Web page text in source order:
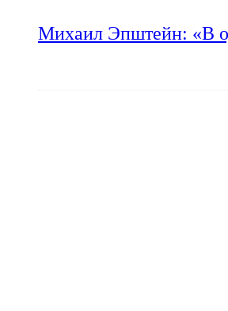
Михаил Эпштейн: «В